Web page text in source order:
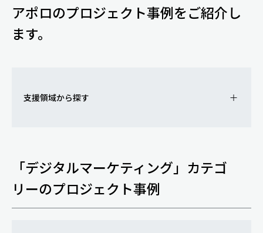
アポロのプロジェクト事例をご紹介し
ます。
支援領域から探す
「デジタルマーケティング」カテゴ
リーのプロジェクト事例